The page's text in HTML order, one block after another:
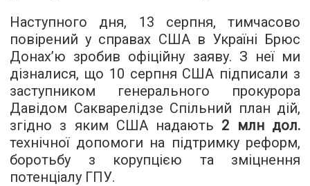
Наступного дня, 13 серпня, тимчасово
повірений у справах США в Україні Брюс
Донах’ю зробив офіційну заяву. З неї ми
дізналися, що 10 серпня США підписали з
заступником генерального прокурора
Давідом Сакварелідзе Спільний план дій,
згідно з яким США надають 2 млн дол.
технічної допомоги на підтримку реформ,
боротьбу з корупцією та зміцнення
потенціалу ГПУ.